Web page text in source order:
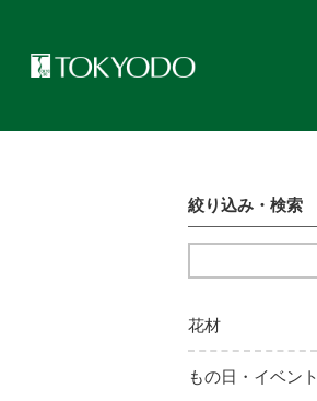
絞り込み・検索
花材
もの日・イベント